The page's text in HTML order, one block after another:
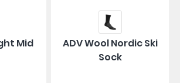
Mid
ADV Wool Nordic Ski
Sock